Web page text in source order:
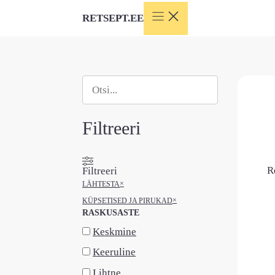
RETSEPT.EE
When autocomplete results are available
Filtreeri
Filtreeri
LÄHTESTA×
KÜPSETISED JA PIRUKAD×
RASKUSASTE
Keskmine
Keeruline
Lihtne